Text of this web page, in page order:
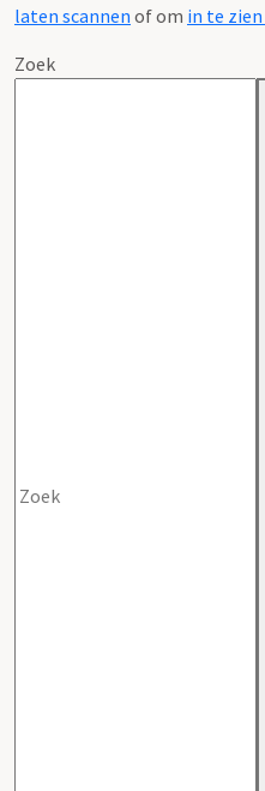
laten scannen of om in te
Zoek